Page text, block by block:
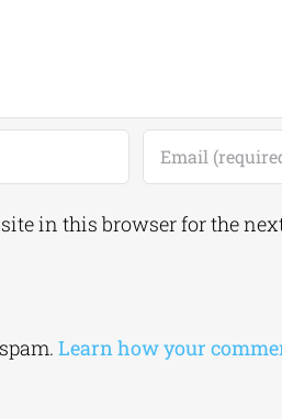
in this browser for the
Learn how your